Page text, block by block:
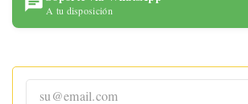
A tu disposición